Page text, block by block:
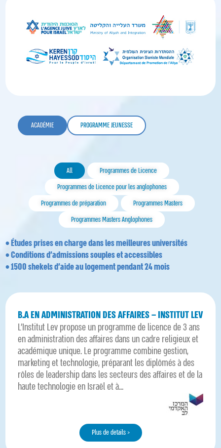
ACADÉMIE PROGRAMME JEUNESSE
Programmes de Licence
Programmes de Licence pour les anglophones
Programmes de préparation
Programmes Masters
Programmes Masters Anglophones
All
• Études prises en charge dans les meilleures universités
• Conditions d’admissions souples et accessibles
• 1500 shekels d’aide au logement pendant 24 mois
B.A EN ADMINISTRATION DES AFFAIRES – INSTITUT LEV
L’Institut Lev propose un programme de licence de 3 ans
en administration des affaires dans un cadre religieux et
académique unique. Le programme combine gestion,
marketing et technologie, préparant les diplômés à des
rôles de leadership dans les secteurs des affaires et de la
haute technologie en Israël et à...
Plus de details >